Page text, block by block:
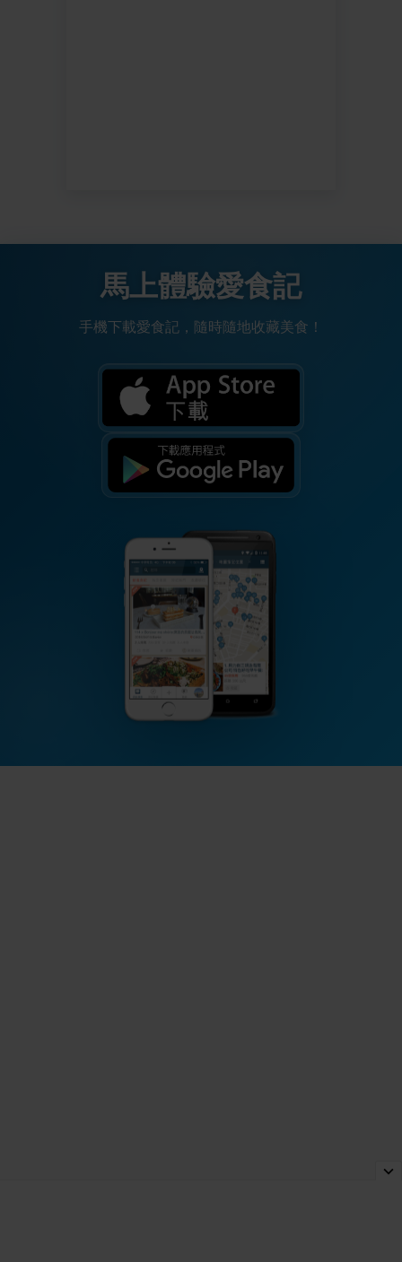
馬上體驗愛食記
手機下載愛食記，隨時隨地收藏美食！